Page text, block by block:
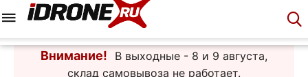
Внимание!
В выходные - 8 и 9 августа,
склад самовывоза не работает.
Корзина